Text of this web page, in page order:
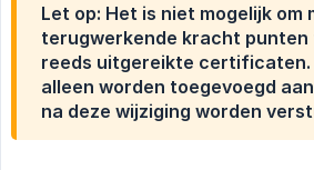
Let op: Het is niet mogelijk om
terugwerkende kracht punten
reeds uitgereikte certificaten.
alleen worden toegevoegd
na deze wijziging worden